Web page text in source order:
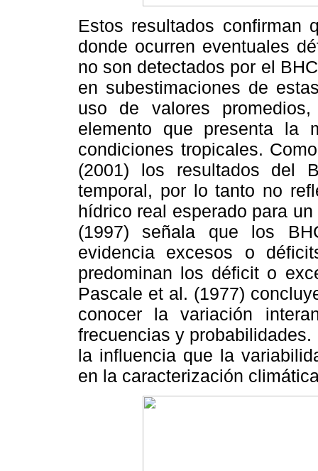
Estos resultados confirman
donde ocurren eventuales
no son detectados por el
en subestimaciones de
uso de valores
elemento que presenta la
condiciones tropicales.
(2001) los resultados del
temporal, por lo tanto no
hídrico real esperado para
(1997) señala que los
evidencia excesos o
predominan los déficit o
Pascale et al. (1977)
conocer la variación
frecuencias y
la influencia que la
en la caracterización